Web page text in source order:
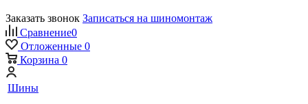
Заказать звонок Записаться на шиномонтаж
Сравнение0
Отложенные 0
Корзина 0
Шины